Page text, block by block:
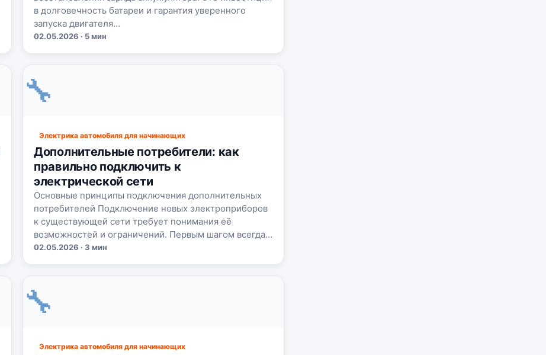
в долговечность батареи и гарантия уверенного
запуска двигателя…
02.05.2026 · 5 мин
🔧
Электрика автомобиля для начинающих
Дополнительные потребители: как
правильно подключить к
электрической сети
Основные принципы подключения дополнительных
потребителей Подключение новых электроприборов
к существующей сети требует понимания её
возможностей и ограничений. Первым шагом всегда…
02.05.2026 · 3 мин
🔧
Электрика автомобиля для начинающих